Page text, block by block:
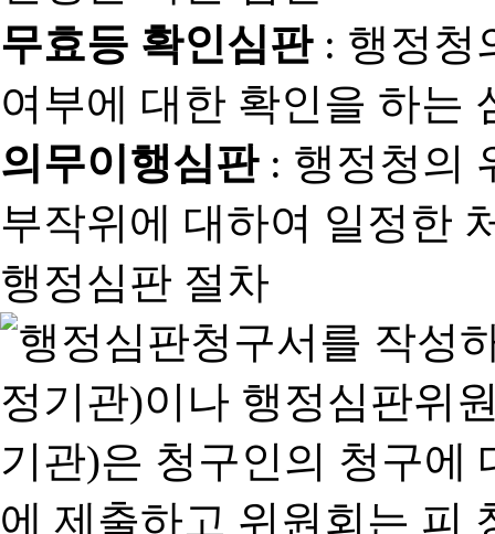
무효등 확인심판: 행정청
여부에 대한 확인을 하는
의무이행심판: 행정청의
부작위에 대하여 일정한
행정심판 절차